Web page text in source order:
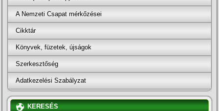
A Nemzeti Csapat mérkőzései
Cikktár
Könyvek, füzetek, újságok
Szerkesztőség
Adatkezelési Szabályzat
KERESÉS